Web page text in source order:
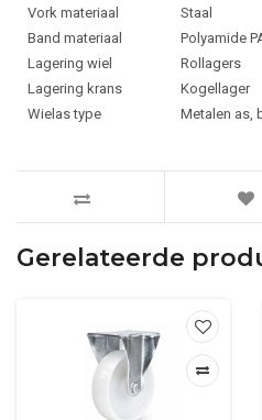
Vork materiaal
Staal
Band materiaal
Polyamide
Lagering wiel
Rollagers
Lagering krans
Kogellager
Wielas type
Metalen as,
Gerelateerde